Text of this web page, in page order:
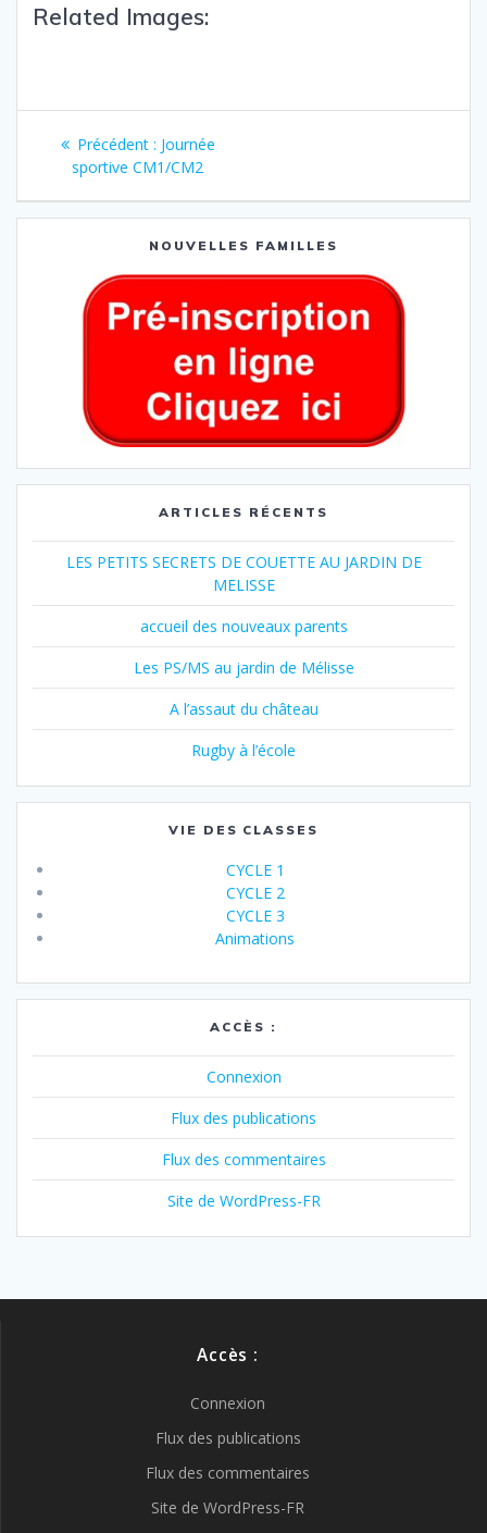
Related Images:
Précédent : Journée
sportive CM1/CM2
NOUVELLES FAMILLES
ARTICLES RÉCENTS
LES PETITS SECRETS DE COUETTE AU JARDIN DE
MELISSE
accueil des nouveaux parents
Les PS/MS au jardin de Mélisse
A l’assaut du château
Rugby à l’école
VIE DES CLASSES
CYCLE 1
CYCLE 2
CYCLE 3
Animations
ACCÈS :
Connexion
Flux des publications
Flux des commentaires
Site de WordPress-FR
Accès :
Connexion
Flux des publications
Flux des commentaires
Site de WordPress-FR